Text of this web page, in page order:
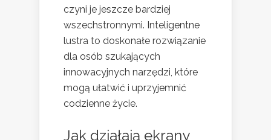
czyni je jeszcze bardziej
wszechstronnymi. Inteligentne
lustra to doskonałe rozwiązanie
dla osób szukających
innowacyjnych narzędzi, które
mogą ułatwić i uprzyjemnić
codzienne życie.
Jak działają ekrany